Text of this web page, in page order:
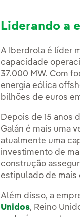
Liderando a
A Iberdrola é líder
capacidade
37.000 MW. Com
energia eólica
bilhões de euros
Depois de 15 anos
Galán é mais uma
atualmente uma
investimento de
construção
estipulado de mais
Além disso, a
Unidos, Reino